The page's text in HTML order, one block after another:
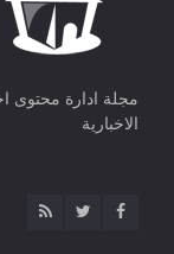
مجلة ادارة محتوى
الاخبارية